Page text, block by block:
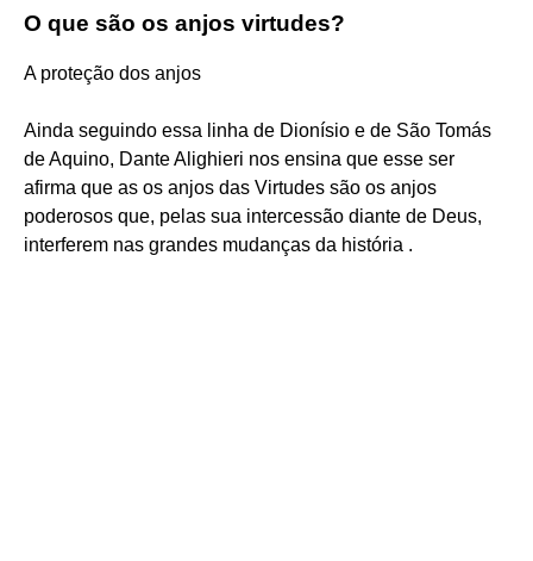
O que são os anjos virtudes?
A proteção dos anjos
Ainda seguindo essa linha de Dionísio e de São Tomás
de Aquino, Dante Alighieri nos ensina que esse ser
afirma que as os anjos das Virtudes são os anjos
poderosos que, pelas sua intercessão diante de Deus,
interferem nas grandes mudanças da história .